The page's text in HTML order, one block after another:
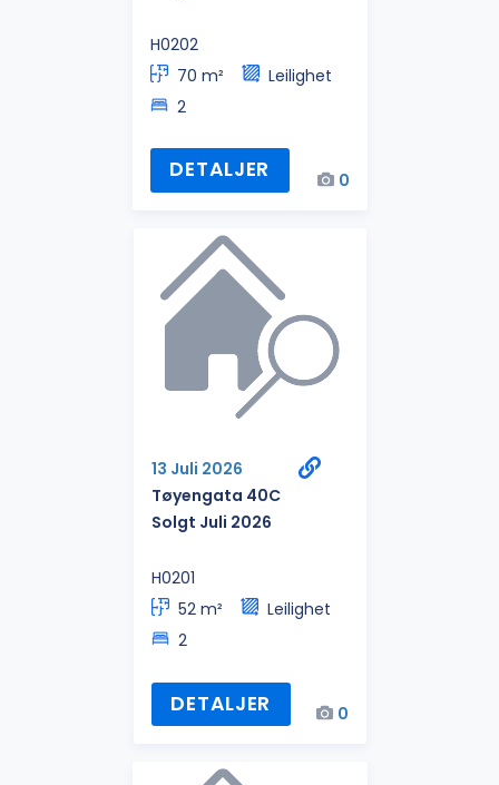
H0202
70 m²
Leilighet
2
DETALJER 0
13 Juli 2026
Tøyengata 40C
Solgt Juli 2026
H0201
52 m²
Leilighet
2
DETALJER 0